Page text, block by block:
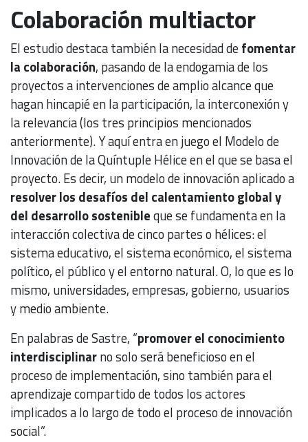
Colaboración multiactor
El estudio destaca también la necesidad defomentar
la colaboración, pasando de la endogamia de los
proyectos a intervenciones de amplio alcance que
hagan hincapié en la participación, la interconexión y
la relevancia (los tres principios mencionados
anteriormente). Y aquí entra en juego el Modelo de
Innovación de la Quíntuple Hélice en el que se basa el
proyecto. Es decir, un modelo de innovación aplicado a
resolver los desafíos del calentamiento global y
del desarrollo sostenibleque se fundamenta en la
interacción colectiva de cinco partes o hélices: el
sistema educativo, el sistema económico, el sistema
político, el público y el entorno natural. O, lo que es lo
mismo, universidades, empresas, gobierno, usuarios
y medio ambiente.
En palabras de Sastre, “promover el conocimiento
interdisciplinarno solo será beneficioso en el
proceso de implementación, sino también para el
aprendizaje compartido de todos los actores
implicados a lo largo de todo el proceso de innovación
social”.